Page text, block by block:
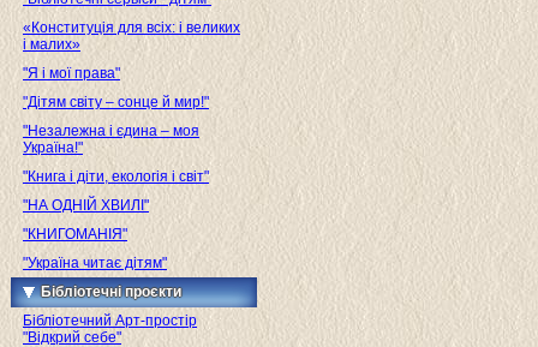
«Конституція для всіх: і великих
і малих»
"Я і мої права"
"Дітям світу – сонце й мир!"
"Незалежна і єдина – моя
Україна!"
"Книга і діти, екологія і світ"
"НА ОДНІЙ ХВИЛІ"
"КНИГОМАНІЯ"
"Україна читає дітям"
Бібліотечні проєкти
Бібліотечний Арт-простір
"Відкрий себе"